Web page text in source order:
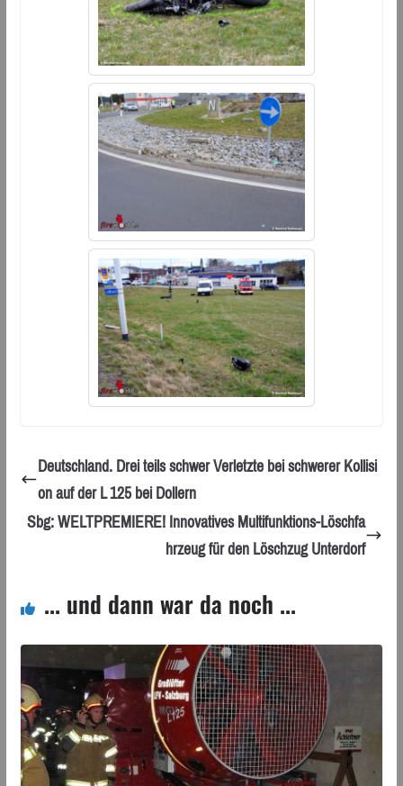
Deutschland. Drei teils schwer Verletzte bei schwerer Kollisi
on auf der L 125 bei Dollern
Sbg: WELTPREMIERE! Innovatives Multifunktions-Löschfa
hrzeug für den Löschzug Unterdorf
... und dann war da noch ...